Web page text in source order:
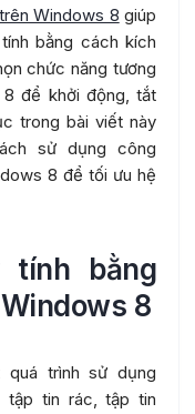
Windows 8 giúp
bằng cách kích
chức năng tương
8 để khởi động, tắt
trong bài viết này
sử dụng công
8 để tối ưu hệ
tính bằng
8
trình sử dụng
tập tin rác, tập tin